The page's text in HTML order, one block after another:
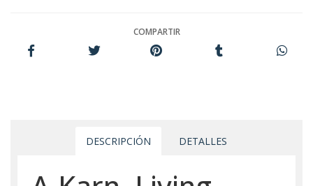
COMPARTIR
DESCRIPCIÓN DETALLES